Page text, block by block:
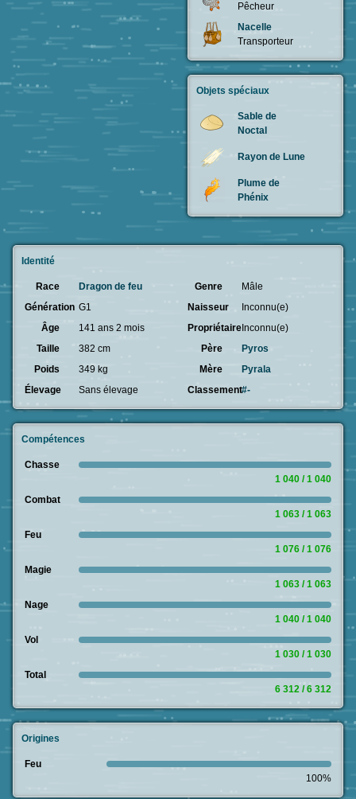
Identité
Race Dragon de feu Genre
Mâle
Génération G1 Naisseur
Inconnu(e)
Âge
141 ans 2 mois Propriétaire Inconnu(e)
Taille
382 cm Père
Pyros
Poids
349 kg Mère
Pyrala
Élevage
Sans élevage Classement#-
Compétences
Chasse
1 040 / 1 040
Combat
1 063 / 1 063
Feu
1 076 / 1 076
Magie
1 063 / 1 063
Nage
1 040 / 1 040
Vol
1 030 / 1 030
Total
6 312 / 6 312
Origines
Feu
100%
Pêcheur
Nacelle
Transporteur
Objets spéciaux
Sable de
Noctal
Rayon de Lune
Plume de
Phénix